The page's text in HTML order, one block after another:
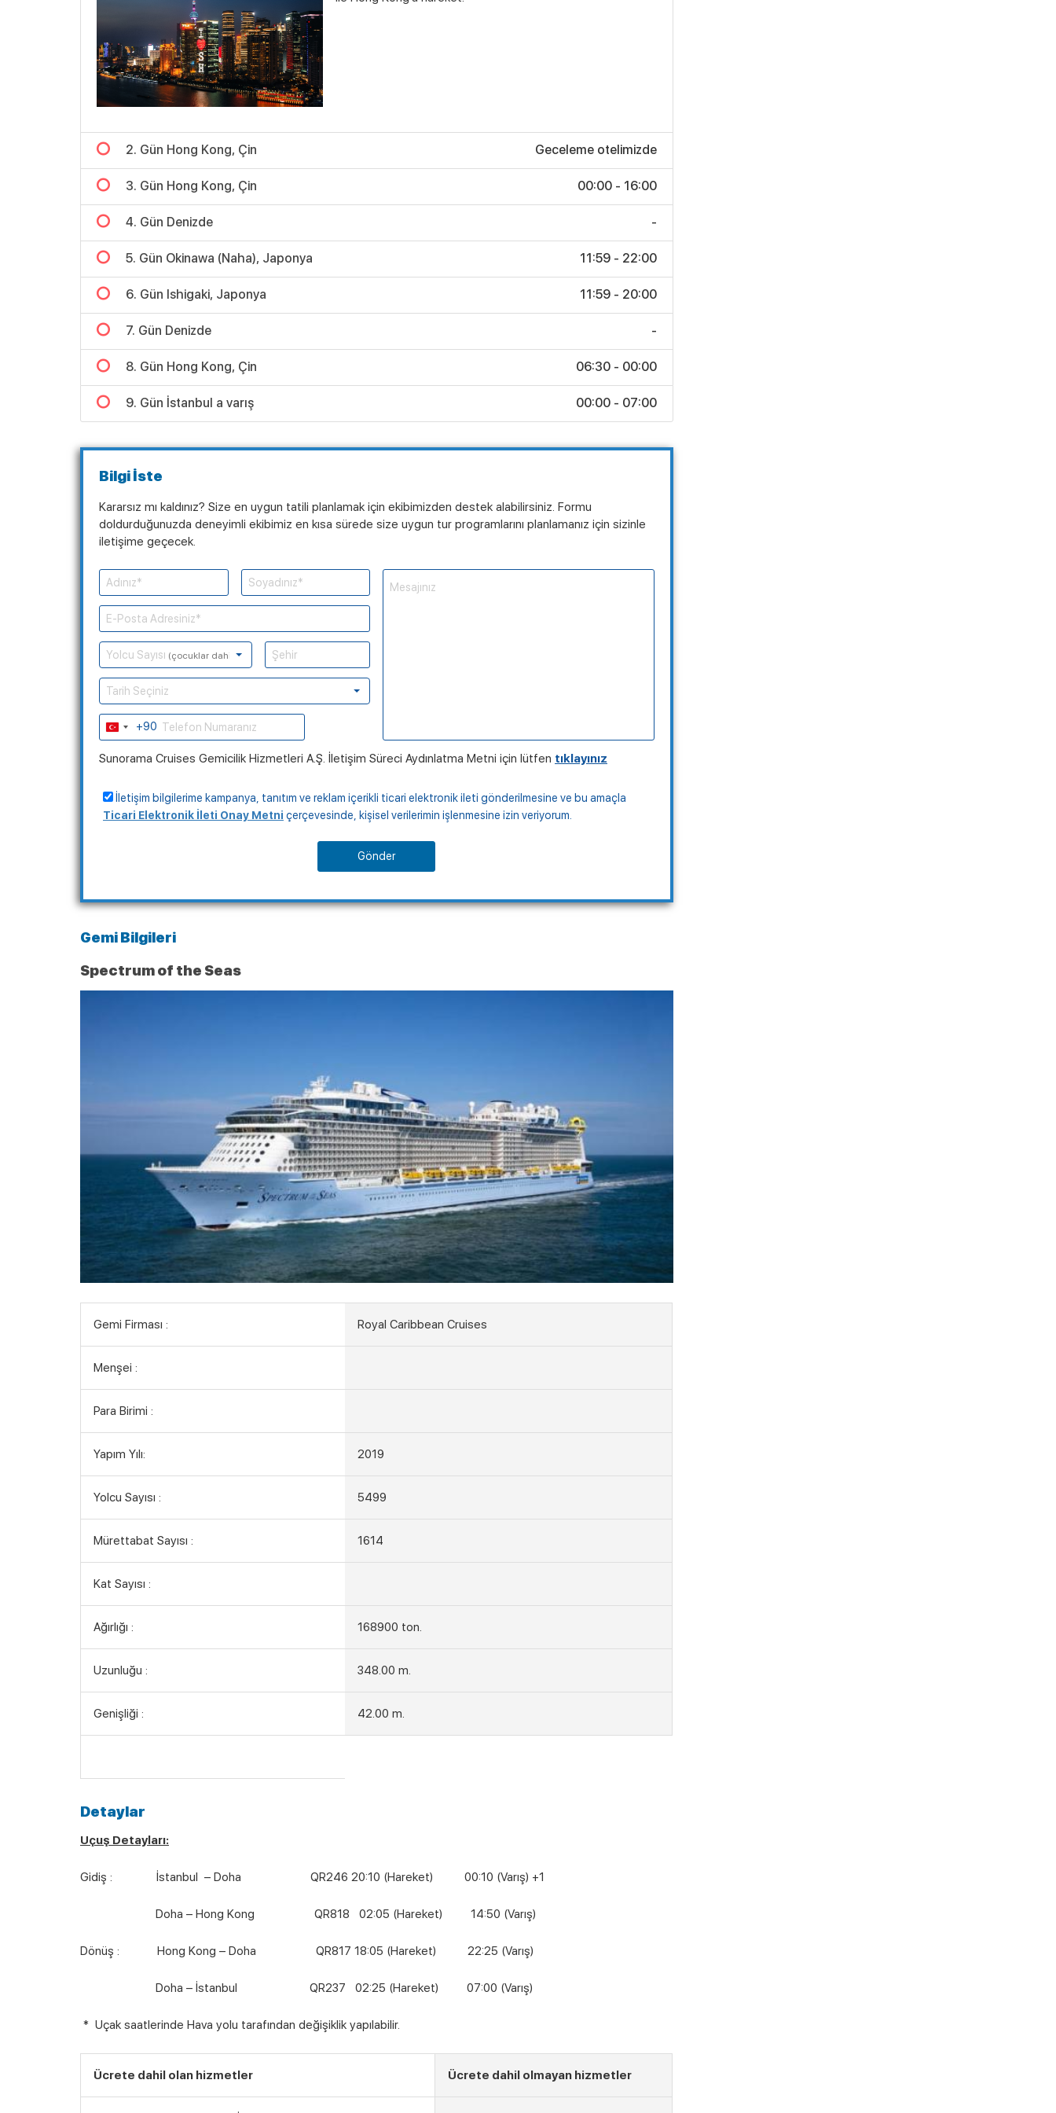
2. Gün Hong Kong, Çin Geceleme otelimizde
3. Gün Hong Kong, Çin 00:00 - 16:00
4. Gün Denizde -
5. Gün Okinawa (Naha), Japonya 11:59 - 22:00
6. Gün Ishigaki, Japonya 11:59 - 20:00
7. Gün Denizde -
8. Gün Hong Kong, Çin 06:30 - 00:00
9. Gün İstanbul a varış 00:00 - 07:00
Bilgi İste
Kararsız mı kaldınız? Size en uygun tatili planlamak için ekibimizden destek alabilirsiniz. Formu
doldurduğunuzda deneyimli ekibimiz en kısa sürede size uygun tur programlarını planlamanız için sizinle
iletişime geçecek.
Yolcu Sayısı (çocuklar dahil)
Tarih Seçiniz
Turkey+90
Sunorama Cruises Gemicilik Hizmetleri A.Ş. İletişim Süreci Aydınlatma Metni için lütfen tıklayınız
İletişim bilgilerime kampanya, tanıtım ve reklam içerikli ticari elektronik ileti gönderilmesine ve bu amaçla
Ticari Elektronik İleti Onay Metni çerçevesinde, kişisel verilerimin işlenmesine izin veriyorum.
Gönder
Gemi Bilgileri
Spectrum of the Seas
Gemi Firması : Royal Caribbean Cruises
Menşei :
Para Birimi :
Yapım Yılı: 2019
Yolcu Sayısı : 5499
Mürettabat Sayısı : 1614
Kat Sayısı :
Ağırlığı : 168900 ton.
Uzunluğu : 348.00 m.
Genişliği : 42.00 m.
Detaylar
Uçuş Detayları:
Gidiş : İstanbul – Doha QR246 20:10 (Hareket) 00:10 (Varış) +1
Doha – Hong Kong QR818 02:05 (Hareket) 14:50 (Varış)
Dönüş : Hong Kong – Doha QR817 18:05 (Hareket) 22:25 (Varış)
Doha – İstanbul QR237 02:25 (Hareket) 07:00 (Varış)
* Uçak saatlerinde Hava yolu tarafından değişiklik yapılabilir.
Ücrete dahil olan hizmetler Ücrete dahil olmayan hizmetler